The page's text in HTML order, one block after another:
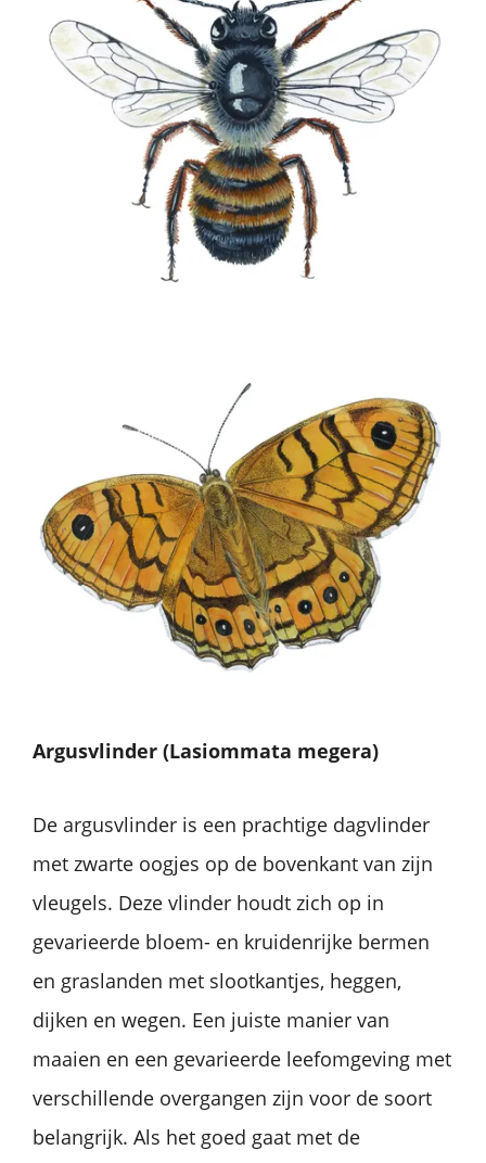
Argusvlinder (Lasiommata megera)
De argusvlinder is een prachtige dagvlinder
met zwarte oogjes op de bovenkant van zijn
vleugels. Deze vlinder houdt zich op in
gevarieerde bloem- en kruidenrijke bermen
en graslanden met slootkantjes, heggen,
dijken en wegen. Een juiste manier van
maaien en een gevarieerde leefomgeving met
verschillende overgangen zijn voor de soort
belangrijk. Als het goed gaat met de